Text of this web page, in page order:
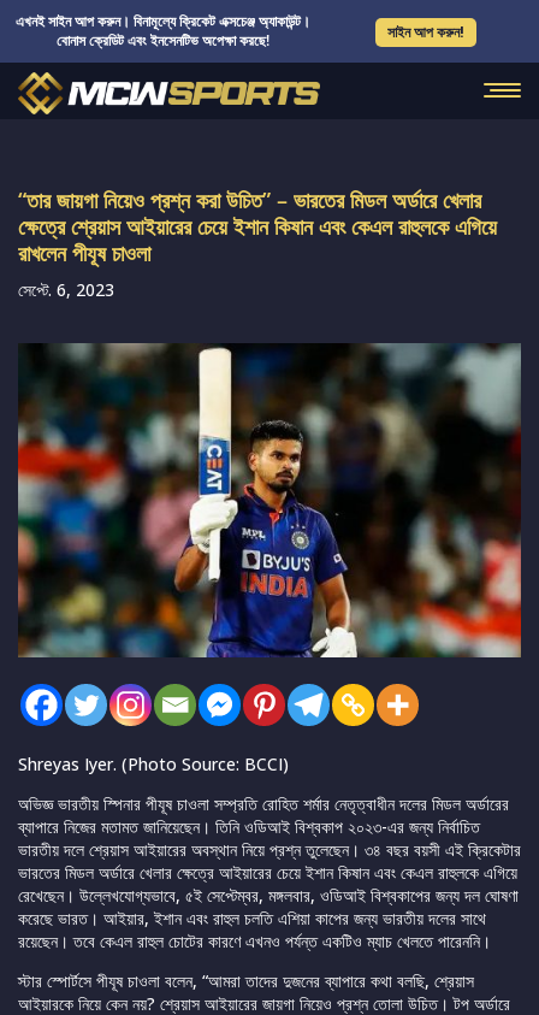
এখনই সাইন আপ করুন। বিনামূল্যে ক্রিকেট এক্সচেঞ্জ অ্যাকাউন্ট।
বোনাস ক্রেডিট এবং ইনসেনটিভ অপেক্ষা করছে!
সাইন আপ করুন!
“তার জায়গা নিয়েও প্রশ্ন করা উচিত” – ভারতের মিডল অর্ডারে খেলার
ক্ষেত্রে শ্রেয়াস আইয়ারের চেয়ে ইশান কিষান এবং কেএল রাহুলকে এগিয়ে
রাখলেন পীযূষ চাওলা
সেপ্টে. 6, 2023
Shreyas Iyer. (Photo Source: BCCI)
অভিজ্ঞ ভারতীয় স্পিনার পীযূষ চাওলা সম্প্রতি রোহিত শর্মার নেতৃত্বাধীন দলের মিডল অর্ডারের
ব্যাপারে নিজের মতামত জানিয়েছেন। তিনি ওডিআই বিশ্বকাপ ২০২৩-এর জন্য নির্বাচিত
ভারতীয় দলে শ্রেয়াস আইয়ারের অবস্থান নিয়ে প্রশ্ন তুলেছেন। ৩৪ বছর বয়সী এই ক্রিকেটার
ভারতের মিডল অর্ডারে খেলার ক্ষেত্রে আইয়ারের চেয়ে ইশান কিষান এবং কেএল রাহুলকে এগিয়ে
রেখেছেন। উল্লেখযোগ্যভাবে, ৫ই সেপ্টেম্বর, মঙ্গলবার, ওডিআই বিশ্বকাপের জন্য দল ঘোষণা
করেছে ভারত। আইয়ার, ইশান এবং রাহুল চলতি এশিয়া কাপের জন্য ভারতীয় দলের সাথে
রয়েছেন। তবে কেএল রাহুল চোটের কারণে এখনও পর্যন্ত একটিও ম্যাচ খেলতে পারেননি।
স্টার স্পোর্টসে পীযূষ চাওলা বলেন, “আমরা তাদের দুজনের ব্যাপারে কথা বলছি, শ্রেয়াস
আইয়ারকে নিয়ে কেন নয়? শ্রেয়াস আইয়ারের জায়গা নিয়েও প্রশ্ন তোলা উচিত। টপ অর্ডারে